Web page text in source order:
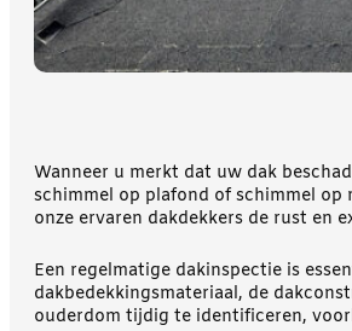
Wanneer u merkt dat uw dak
schimmel op plafond of schimmel op
onze ervaren dakdekkers de rust en
Een regelmatige dakinspectie is
dakbedekkingsmateriaal, de
ouderdom tijdig te identificeren,